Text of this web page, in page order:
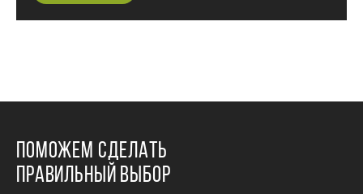
ПОМОЖЕМ СДЕЛАТЬ
ПРАВИЛЬНЫЙ ВЫБОР